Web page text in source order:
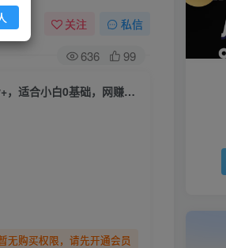
关注 私信
636 99
（6806期）市场需求大，蓝海暴利项目，轻松月入过3w+，适合小白0基础，网赚小白专用
无购买权限，请先开通会员